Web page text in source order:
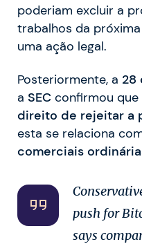
poderiam excluir a
trabalhos da
uma ação legal.
Posteriormente, a 28
a SEC confirmou que
direito de rejeitar a
esta se relaciona
comerciais
push for
says